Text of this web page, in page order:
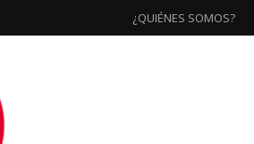
¿QUIÉNES SOMOS?